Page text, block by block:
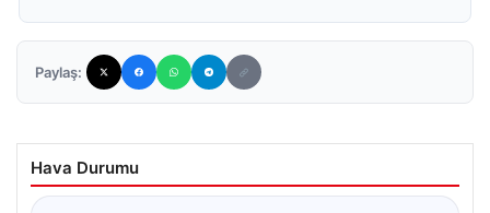
Paylaş:
Hava Durumu